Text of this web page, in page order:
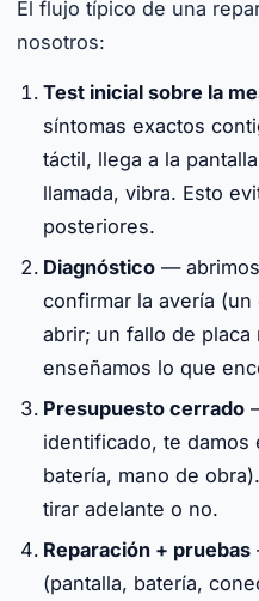
El flujo típico de una
nosotros:
Test inicial sobre la
síntomas exactos
táctil, llega a la
llamada, vibra. Esto
posteriores.
Diagnóstico —
confirmar la avería
abrir; un fallo de placa
enseñamos lo que
Presupuesto cerrado
identificado, te damos
batería, mano de
tirar adelante o no.
Reparación + pruebas
(pantalla, batería,